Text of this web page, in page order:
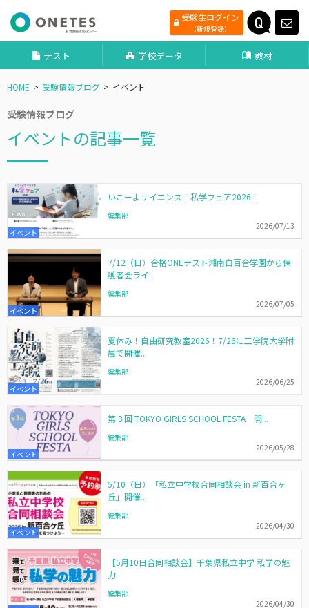
受験生ログイン
（新規登録）
テスト 学校データ 教材
HOME 受験情報ブログ イベント
受験情報ブログ
イベントの記事一覧
イベント
いこーよサイエンス！私学フェア2026！
編集部
2026/07/13
イベント
7/12（日）合格ONEテスト湘南白百合学園から保
護者会ライ...
編集部
2026/07/05
イベント
夏休み！自由研究教室2026！7/26に工学院大学附
属で開催...
編集部
2026/06/25
イベント
第３回 TOKYO GIRLS SCHOOL FESTA 開...
編集部
2026/05/28
イベント
5/10（日）「私立中学校合同相談会 in 新百合ヶ
丘」開催...
編集部
2026/04/30
【5月10日合同相談会】千葉県私立中学 私学の魅
力
編集部
2026/04/30